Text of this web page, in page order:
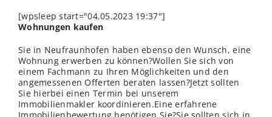
[wpsleep start="04.05.2023 19:37"]
Wohnungen kaufen
Sie in Neufraunhofen haben ebenso den Wunsch, eine
Wohnung erwerben zu können?Wollen Sie sich von
einem Fachmann zu Ihren Möglichkeiten und den
angemessenen Offerten beraten lassen?Jetzt sollten
Sie hierbei einen Termin bei unserem
Immobilienmakler koordinieren.Eine erfahrene